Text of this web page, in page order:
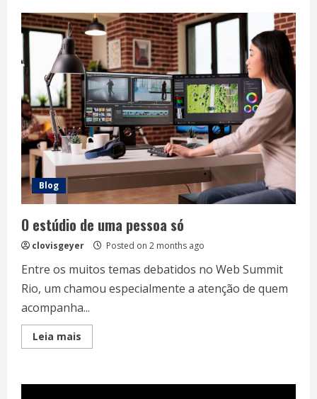
Blog
O estúdio de uma pessoa só
clovisgeyer Posted on 2 months ago
Entre os muitos temas debatidos no Web Summit
Rio, um chamou especialmente a atenção de quem
acompanha...
Leia mais
more
de